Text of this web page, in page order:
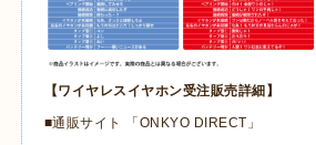
【ワイヤレスイヤホン受注販売詳細】
■通販サイト 「ONKYO DIRECT」